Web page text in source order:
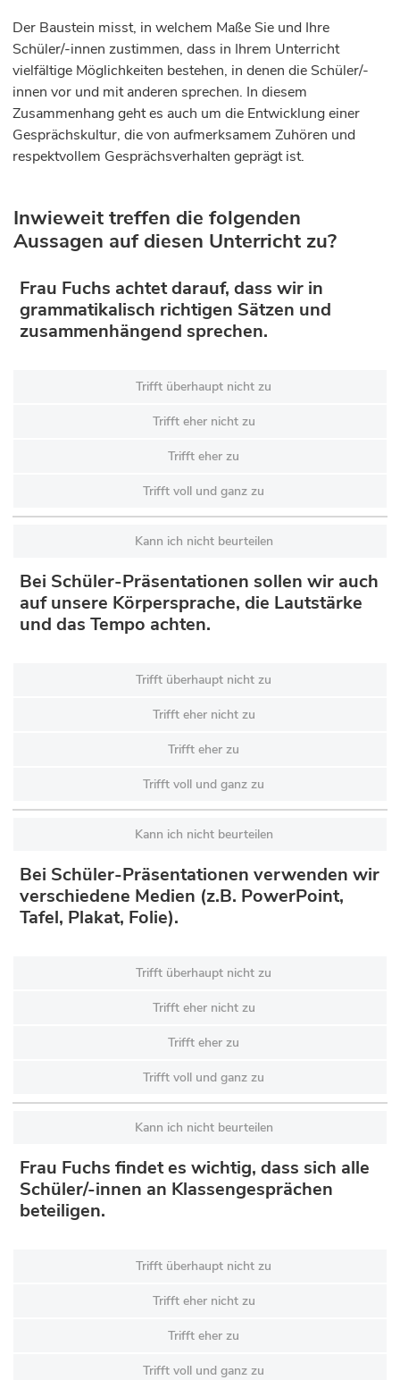
Der Baustein misst, in welchem Maße Sie und Ihre
Schüler/-innen zustimmen, dass in Ihrem Unterricht
vielfältige Möglichkeiten bestehen, in denen die Schüler/-
innen vor und mit anderen sprechen. In diesem
Zusammenhang geht es auch um die Entwicklung einer
Gesprächskultur, die von aufmerksamem Zuhören und
respektvollem Gesprächsverhalten geprägt ist.
Inwieweit treffen die folgenden
Aussagen auf diesen Unterricht zu?
Frau Fuchs achtet darauf, dass wir in
grammatikalisch richtigen Sätzen und
zusammenhängend sprechen.
Trifft überhaupt nicht zu
Trifft eher nicht zu
Trifft eher zu
Trifft voll und ganz zu
Kann ich nicht beurteilen
Bei Schüler-Präsentationen sollen wir auch
auf unsere Körpersprache, die Lautstärke
und das Tempo achten.
Trifft überhaupt nicht zu
Trifft eher nicht zu
Trifft eher zu
Trifft voll und ganz zu
Kann ich nicht beurteilen
Bei Schüler-Präsentationen verwenden wir
verschiedene Medien (z.B. PowerPoint,
Tafel, Plakat, Folie).
Trifft überhaupt nicht zu
Trifft eher nicht zu
Trifft eher zu
Trifft voll und ganz zu
Kann ich nicht beurteilen
Frau Fuchs findet es wichtig, dass sich alle
Schüler/-innen an Klassengesprächen
beteiligen.
Trifft überhaupt nicht zu
Trifft eher nicht zu
Trifft eher zu
Trifft voll und ganz zu